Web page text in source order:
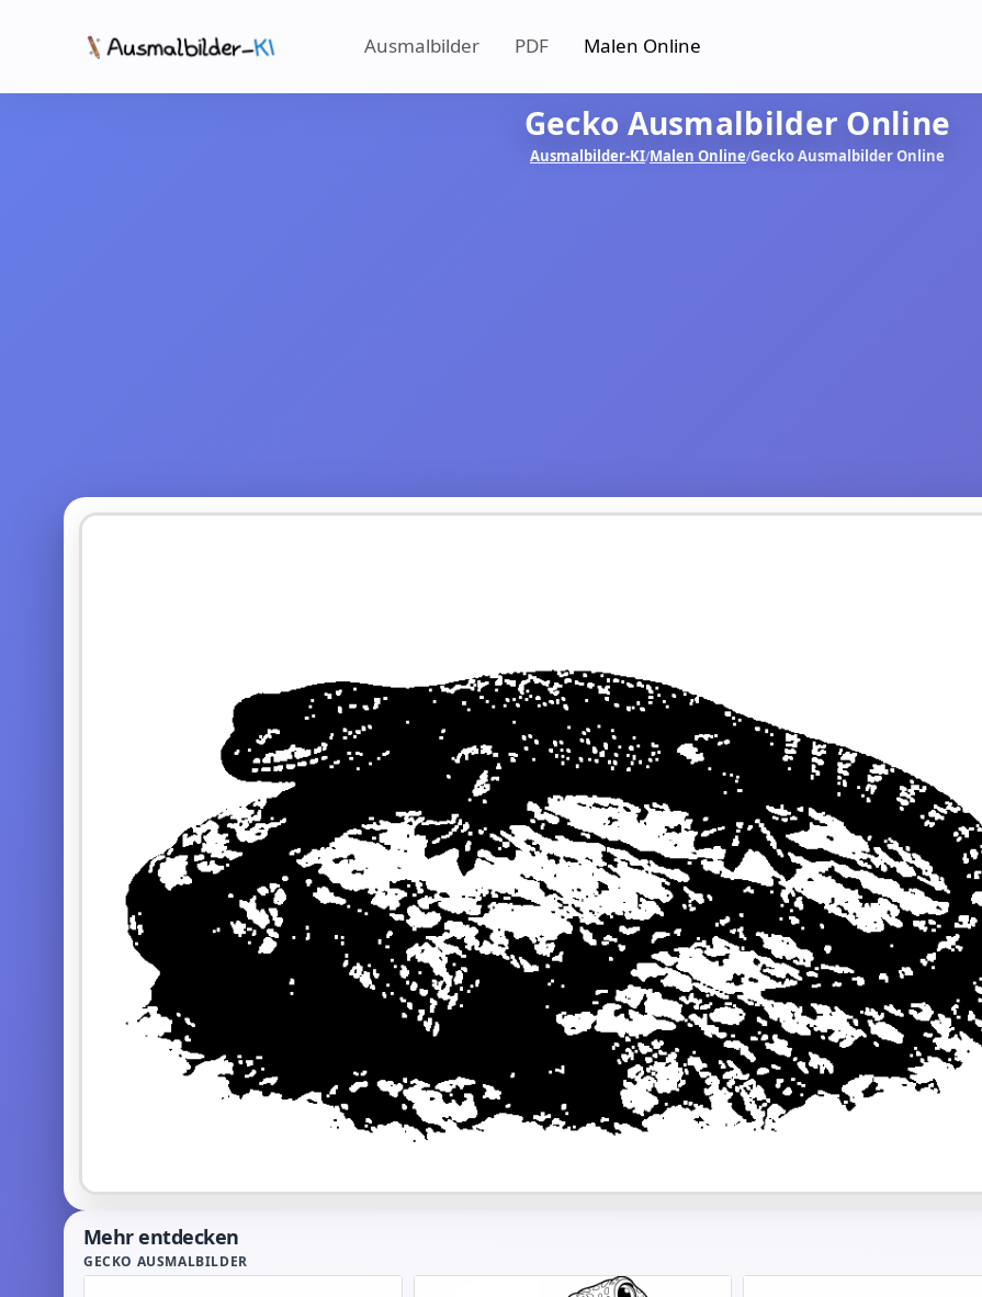
Ausmalbilder PDF Malen Online
Gecko Ausmalbilder Online
Ausmalbilder-KI/Malen Online/Gecko Ausmalbilder Online
Mehr entdecken
GECKO AUSMALBILDER